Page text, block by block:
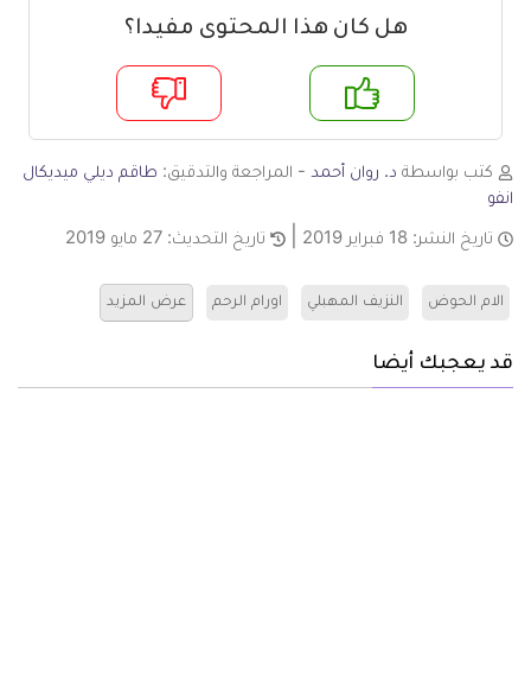
هل كان هذا المحتوى مفيدا؟
لا
كتب بواسطة د. روان أحمد - المراجعة والتدقيق: طاقم ديلي ميديكال
انفو
تاريخ النشر: 18 فبراير 2019 تاريخ التحديث: 27 مايو 2019
الام الحوض النزيف المهبلي اورام الرحم عرض المزيد
قد يعجبك أيضا